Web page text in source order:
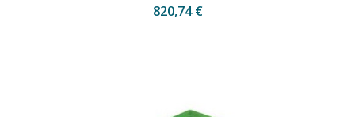
820,74 €